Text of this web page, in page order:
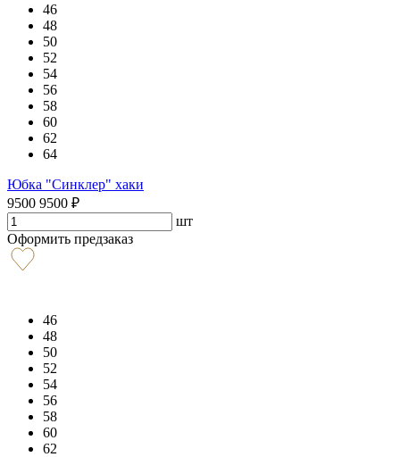
46
48
50
52
54
56
58
60
62
64
Юбка "Синклер" хаки
9500 9500 ₽
шт
Оформить предзаказ
46
48
50
52
54
56
58
60
62